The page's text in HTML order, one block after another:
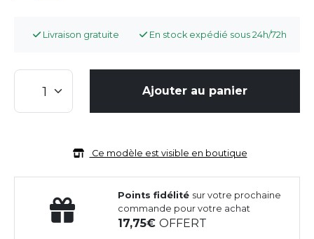
Livraison gratuite En stock expédié sous 24h/72h
Ajouter au panier
Ce modèle est visible en boutique
Points fidélité sur votre prochaine
commande pour votre achat
17,75OFFERT